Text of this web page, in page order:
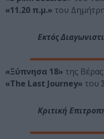
«11.20 π.μ.» του
Εκτός
«Ξύπνησα 18» της
«The Last Journey» του
Κριτική